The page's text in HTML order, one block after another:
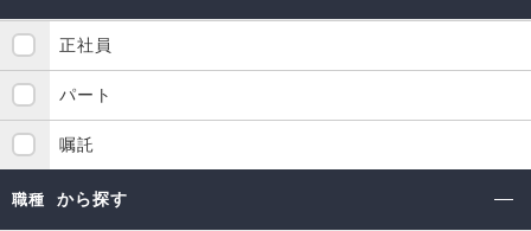
正社員
パート
嘱託
職種 から探す